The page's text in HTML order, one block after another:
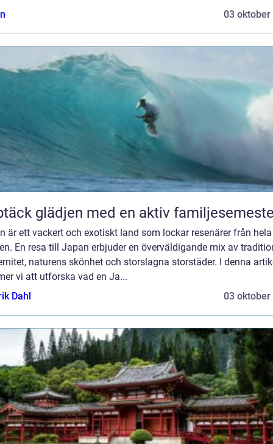
03 oktober
glädjen med en aktiv
är ett vackert och exotiskt land som lockar resenärer från hela
En resa till Japan erbjuder en överväldigande mix av
naturens skönhet och storslagna storstäder. I denna
vi att utforska vad en Ja...
Dahl
03 oktober